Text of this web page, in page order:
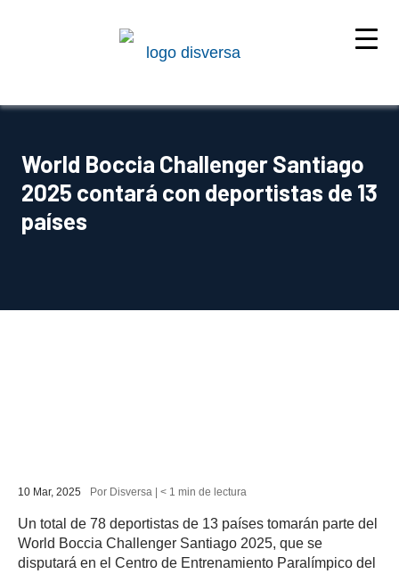
World Boccia Challenger Santiago
2025 contará con deportistas de 13
países
10 Mar, 2025 Por Disversa | < 1 min de lectura
Un total de 78 deportistas de 13 países tomarán parte del
World Boccia Challenger Santiago 2025, que se
disputará en el Centro de Entrenamiento Paralímpico del